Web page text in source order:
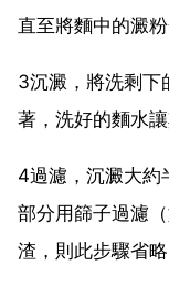
直至將麵中的澱
3沉澱，將洗剩
著，洗好的麵水
4過濾，沉澱大約
部分用篩子過濾
渣，則此步驟省略